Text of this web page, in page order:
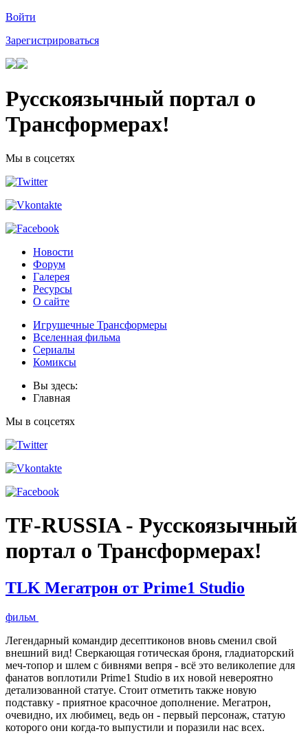
Войти
Зарегистрироваться
Русскоязычный портал о
Трансформерах!
Мы в соцсетях
Новости
Форум
Галерея
Ресурсы
О сайте
Игрушечные Трансформеры
Вселенная фильма
Сериалы
Комиксы
Вы здесь:
Главная
Мы в соцсетях
TF-RUSSIA - Русскоязычный
портал о Трансформерах!
TLK Мегатрон от Prime1 Studio
фильм
Легендарный командир десептиконов вновь сменил свой
внешний вид! Сверкающая готическая броня, гладиаторский
меч-топор и шлем с бивнями вепря - всё это великолепие для
фанатов воплотили Prime1 Studio в их новой невероятно
детализованной статуе. Стоит отметить также новую
подставку - приятное красочное дополнение. Мегатрон,
очевидно, их любимец, ведь он - первый персонаж, статую
которого они когда-то выпустили и поразили нас всех.